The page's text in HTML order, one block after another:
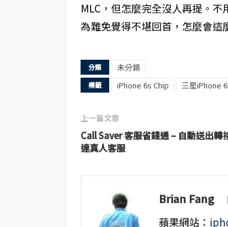
MLC，但怎麼完全沒人再提。
為難免覺得不堪回首，怎麼會這
分類 未分類
標籤 iPhone 6s Chip 三星iPhone
上一篇文章
Call Saver 客服省錢通 – 自動送出轉
達真人客服
Brian Fang
蘋果網站：